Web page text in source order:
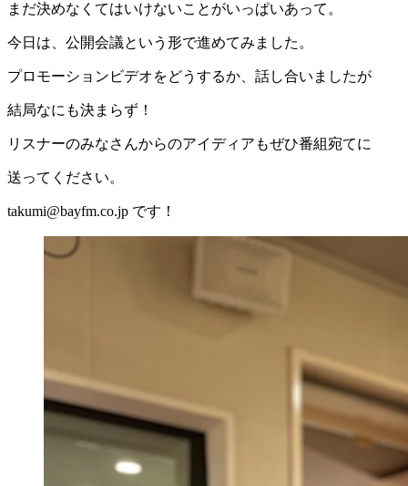
まだ決めなくてはいけないことがいっぱいあって。
今日は、公開会議という形で進めてみました。
プロモーションビデオをどうするか、話し合いましたが
結局なにも決まらず！
リスナーのみなさんからのアイディアもぜひ番組宛てに
送ってください。
takumi@bayfm.co.jp です！